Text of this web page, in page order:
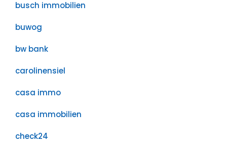
busch immobilien
buwog
bw bank
carolinensiel
casa immo
casa immobilien
check24